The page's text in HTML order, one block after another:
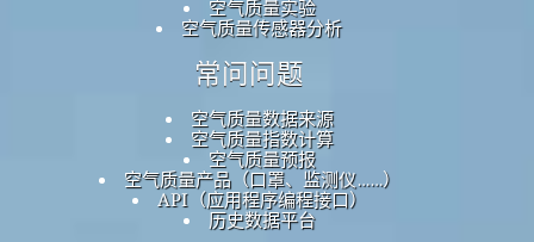
空气质量实验
空气质量传感器分析
常问问题
空气质量数据来源
空气质量指数计算
空气质量预报
空气质量产品（口罩、监测仪……）
API（应用程序编程接口）
历史数据平台